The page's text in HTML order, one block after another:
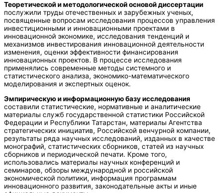
Теоретической и методологической основой диссертации
послужили труды отечественных и зарубежных ученых,
посвященные вопросам исследования процессов управления
инвестиционными и инновационными проектами в
инновационной экономике, исследования тенденций и
механизмов инвестирования инновационной деятельности
изменения, оценки эффективности финансирования
инновационных проектов. В процессе исследования
применялись современные методы системного и
статистического анализа, экономико-математического
моделирования и экспертных оценок.
Эмпирическую и информационную базу исследования
составили статистические, нормативные и аналитические
материалы служб государственной статистики Российской
Федерации и Республики Татарстан, материалы Агентства
стратегических инициатив, Российской венчурной компании,
результаты ряда научных исследований, изданных в качестве
монографий, статистических сборников, статей из научных
сборников и периодической печати. Кроме того,
использовались материалы научных конференций и
семинаров, обзоры международной и российской
экономической политики, информация программам
инновационного развития, законодательные акты и иные